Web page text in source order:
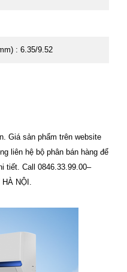
: 6.35/9.52
Giá sản phẩm trên website
liên hệ bộ phân bán hàng để
tiết. Call 0846.33.99.00–
NỘI.